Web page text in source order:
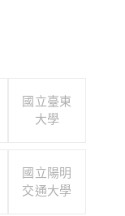
國立臺東
大學
國立陽明
交通大學